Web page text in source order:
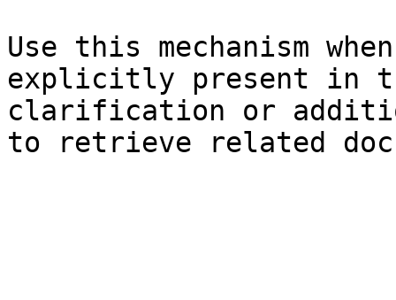
Use this mechanism
explicitly present in
clarification or